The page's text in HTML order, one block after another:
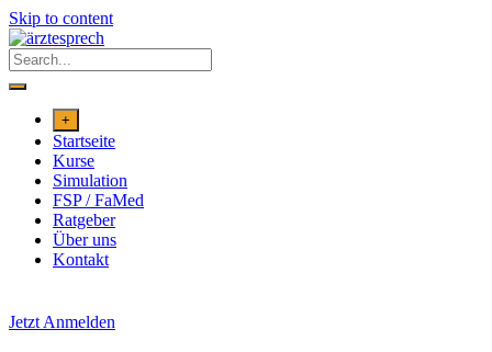
Skip to content
+
Startseite
Kurse
Simulation
FSP / FaMed
Ratgeber
Über uns
Kontakt
Jetzt Anmelden